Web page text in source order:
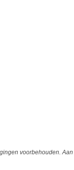
voorbehouden.